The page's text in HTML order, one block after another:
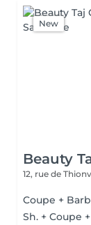
New
Beauty
12, rue de
Coupe +
Sh. + Coupe